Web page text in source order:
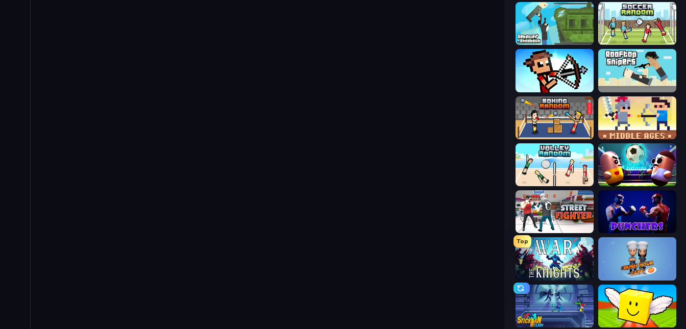
Getaway Shootout Soccer Random
Stick Archers Battle Rooftop Snipers
Boxing Random Castle Wars: Middle Ages
Volley Random Pill Soccer
Street Fighter Simulator Punchers
Top
War the Knights Rush Hour Cafe
Stickman Clash Lucky Brainrot Blocks Online